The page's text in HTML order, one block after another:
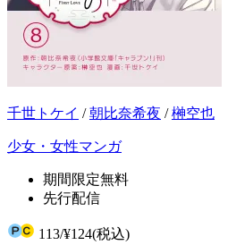
千世トケイ /朝比奈希夜 /榊空也
少女・女性マンガ
期間限定無料
先行配信
113/¥124(税込)